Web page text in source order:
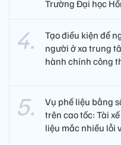
Trường Đại học
Tạo điều kiện để
người ở xa trung
hành chính công
Vụ phế liệu bằng
trên cao tốc: Tài
liệu mắc nhiều lỗi